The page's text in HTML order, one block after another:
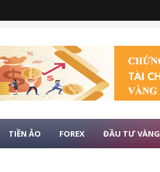
TIỀN ẢO FOREX ĐẦU TƯ VÀNG